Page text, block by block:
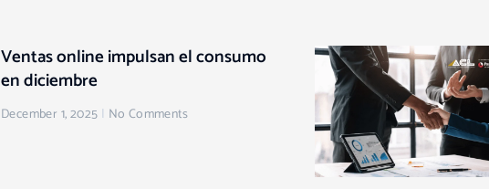
Ventas online impulsan el consumo
en diciembre
December 1, 2025 No Comments